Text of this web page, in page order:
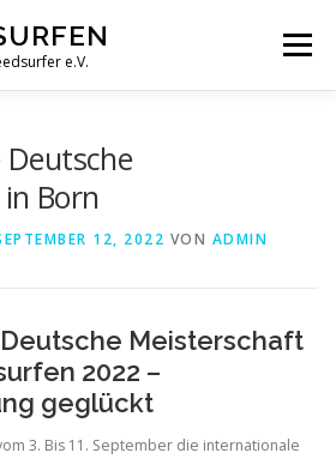
e.V.
Menü
Born
12, 2022 VON ADMIN
Meisterschaft
2022 –
geglückt
3. Bis 11. September die internationale